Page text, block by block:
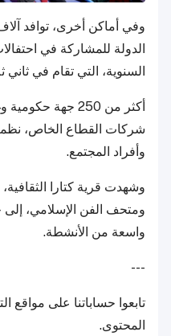
وفي أماكن أخرى، توافد
الدولة للمشاركة في
السنوية، التي تقام في
أكثر من 250 جهة
شركات القطاع الخاص،
وأفراد المجتمع.
وشهدت قرية كتارا
ومتحف الفن الإسلامي،
واسعة من الأنشطة.
---
تابعوا حساباتنا على مواقع
المحتوى.